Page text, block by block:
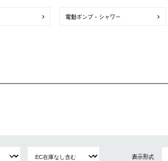
電動ポンプ・シャワー
表示形式